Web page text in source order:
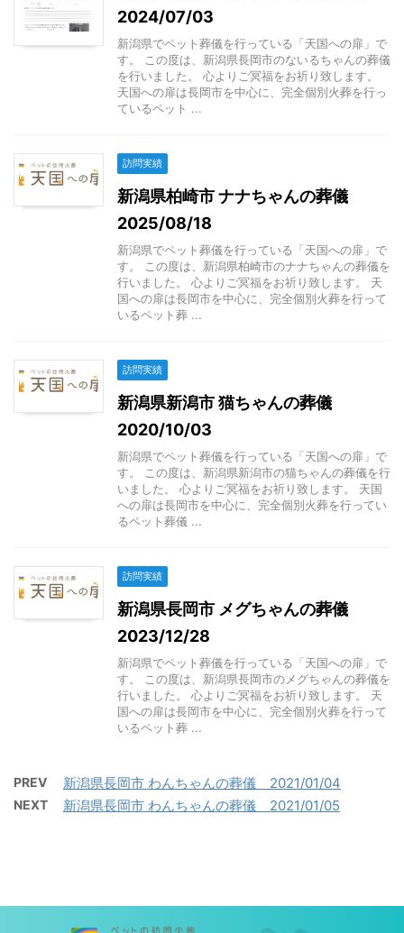
2024/07/03
新潟県でペット葬儀を行っている「天国への扉」で
す。 この度は、新潟県長岡市のないるちゃんの葬儀
を行いました。 心よりご冥福をお祈り致します。
天国への扉は長岡市を中心に、完全個別火葬を行っ
ているペット ...
訪問実績
新潟県柏崎市 ナナちゃんの葬儀
2025/08/18
新潟県でペット葬儀を行っている「天国への扉」で
す。 この度は、新潟県柏崎市のナナちゃんの葬儀を
行いました。 心よりご冥福をお祈り致します。 天
国への扉は長岡市を中心に、完全個別火葬を行って
いるペット葬 ...
訪問実績
新潟県新潟市 猫ちゃんの葬儀
2020/10/03
新潟県でペット葬儀を行っている「天国への扉」で
す。 この度は、新潟県新潟市の猫ちゃんの葬儀を行
いました。 心よりご冥福をお祈り致します。 天国
への扉は長岡市を中心に、完全個別火葬を行ってい
るペット葬儀 ...
訪問実績
新潟県長岡市 メグちゃんの葬儀
2023/12/28
新潟県でペット葬儀を行っている「天国への扉」で
す。 この度は、新潟県長岡市のメグちゃんの葬儀を
行いました。 心よりご冥福をお祈り致します。 天
国への扉は長岡市を中心に、完全個別火葬を行って
いるペット葬 ...
PREV 新潟県長岡市 わんちゃんの葬儀 2021/01/04
NEXT 新潟県長岡市 わんちゃんの葬儀 2021/01/05